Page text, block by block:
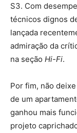
S3. Com
técnicos dignos
lançada
admiração da
na seção Hi-Fi.
Por fim, não
de um
ganhou mais
projeto